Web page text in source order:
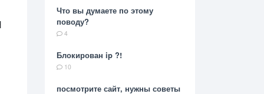
Что вы думаете по этому
поводу?
4
Блокирован ip ?!
10
посмотрите сайт, нужны советы